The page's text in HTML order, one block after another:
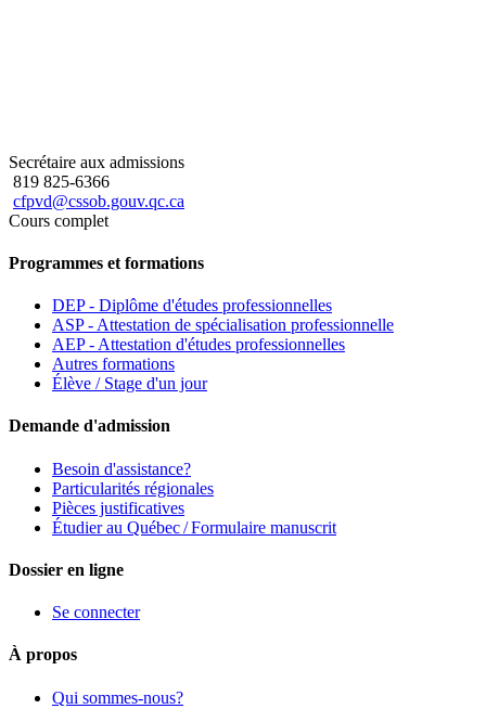
Secrétaire aux admissions
819 825-6366
cfpvd@cssob.gouv.qc.ca
Cours complet
Programmes et formations
DEP - Diplôme d'études professionnelles
ASP - Attestation de spécialisation professionnelle
AEP - Attestation d'études professionnelles
Autres formations
Élève / Stage d'un jour
Demande d'admission
Besoin d'assistance?
Particularités régionales
Pièces justificatives
Étudier au Québec / Formulaire manuscrit
Dossier en ligne
Se connecter
À propos
Qui sommes-nous?